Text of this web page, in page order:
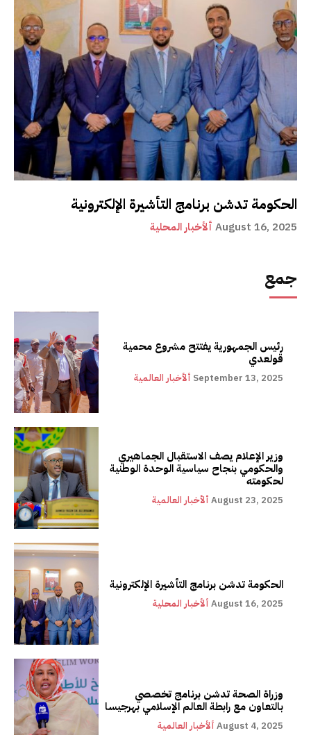
الحكومة تدشن برنامج التأشيرة الإلكترونية
ألأخبار المحلية August 16, 2025
جمع
رئيس الجمهورية يفتتح مشروع محمية
قولعدي
ألأخبار العالمية September 13, 2025
وزير الإعلام يصف الاستقبال الجماهيري
والحكومي بنجاح سياسية الوحدة الوطنية
لحكومته
ألأخبار العالمية August 23, 2025
الحكومة تدشن برنامج التأشيرة الإلكترونية
ألأخبار المحلية August 16, 2025
وزراة الصحة تدشن برنامج تخصصي
بالتعاون مع رابطة العالم الإسلامي بهرجيسا
ألأخبار العالمية August 4, 2025